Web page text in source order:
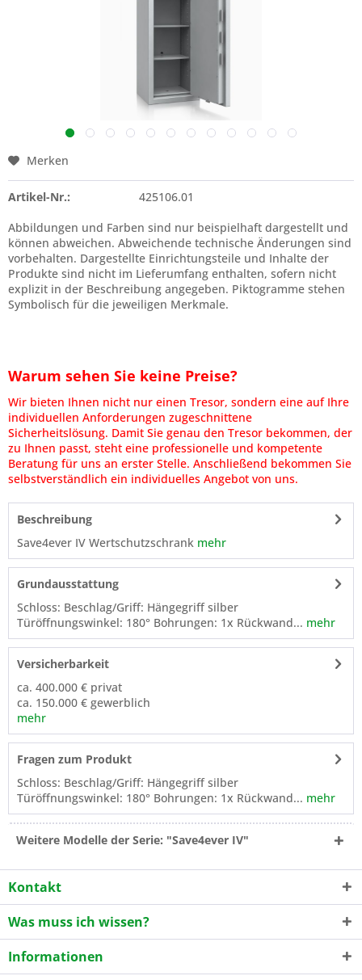
Merken
Artikel-Nr.:
425106.01
Abbildungen und Farben sind nur beispielhaft dargestellt und
können abweichen. Abweichende technische Änderungen sind
vorbehalten. Dargestellte Einrichtungsteile und Inhalte der
Produkte sind nicht im Lieferumfang enthalten, sofern nicht
explizit in der Beschreibung angegeben. Piktogramme stehen
Symbolisch für die jeweiligen Merkmale.
Warum sehen Sie keine Preise?
Wir bieten Ihnen nicht nur einen Tresor, sondern eine auf Ihre
individuellen Anforderungen zugeschnittene
Sicherheitslösung. Damit Sie genau den Tresor bekommen, der
zu Ihnen passt, steht eine professionelle und kompetente
Beratung für uns an erster Stelle. Anschließend bekommen Sie
selbstverständlich ein individuelles Angebot von uns.
Beschreibung
Save4ever IV Wertschutzschrank mehr
Grundausstattung
Schloss: Beschlag/Griff: Hängegriff silber
Türöffnungswinkel: 180° Bohrungen: 1x Rückwand... mehr
Versicherbarkeit
ca. 400.000 € privat
ca. 150.000 € gewerblich
mehr
Fragen zum Produkt
Schloss: Beschlag/Griff: Hängegriff silber
Türöffnungswinkel: 180° Bohrungen: 1x Rückwand... mehr
Weitere Modelle der Serie: "Save4ever IV"
Kontakt
Was muss ich wissen?
Informationen